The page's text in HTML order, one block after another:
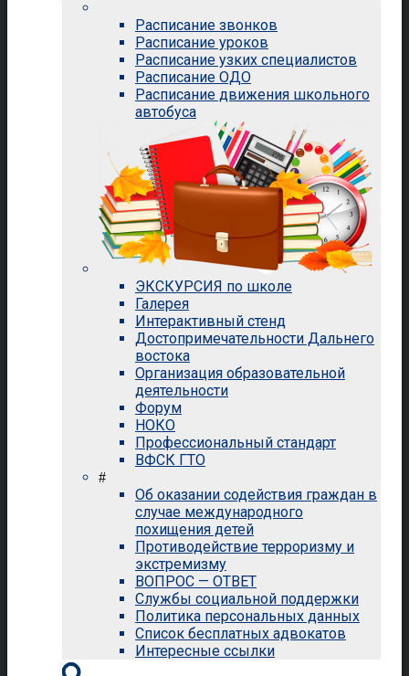
Расписание звонков
Расписание уроков
Расписание узких специалистов
Расписание ОДО
Расписание движения школьного
автобуса
ЭКСКУРСИЯ по школе
Галерея
Интерактивный стенд
Достопримечательности Дальнего
востока
Организация образовательной
деятельности
Форум
НОКО
Профессиональный стандарт
ВФСК ГТО
#
Об оказании содействия граждан в
случае международного
похищения детей
Противодействие терроризму и
экстремизму
ВОПРОС — ОТВЕТ
Службы социальной поддержки
Политика персональных данных
Список бесплатных адвокатов
Интересные ссылки